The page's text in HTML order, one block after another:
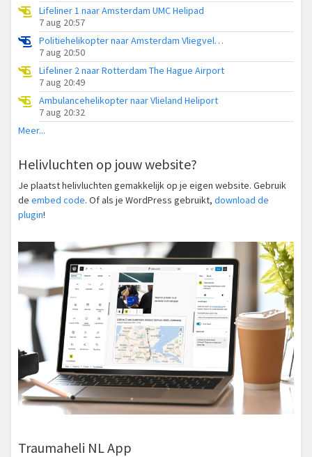
Lifeliner 1 naar Amsterdam UMC Helipad
7 aug 20:57
Politiehelikopter naar Amsterdam Vliegveld Schiphol
7 aug 20:50
Lifeliner 2 naar Rotterdam The Hague Airport
7 aug 20:49
Ambulancehelikopter naar Vlieland Heliport
7 aug 20:32
Meer...
Helivluchten op jouw website?
Je plaatst helivluchten gemakkelijk op je eigen website. Gebruik
de embed code. Of als je WordPress gebruikt, download de
plugin!
Traumaheli NL App